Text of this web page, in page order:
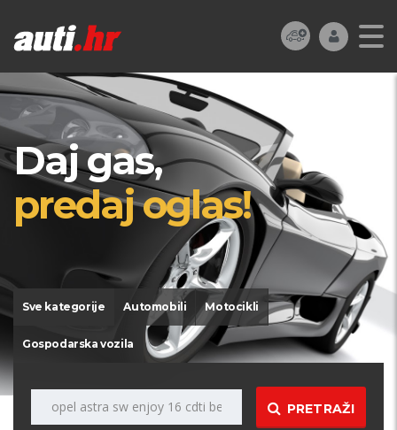
Daj gas,
predaj oglas!
Sve kategorije Automobili Motocikli
Gospodarska vozila
PRETRAŽI